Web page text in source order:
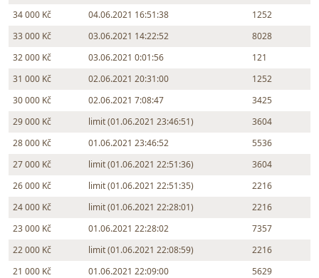
34 000 Kč
04.06.2021 16:51:38
1252
33 000 Kč
03.06.2021 14:22:52
8028
32 000 Kč
03.06.2021 0:01:56
121
31 000 Kč
02.06.2021 20:31:00
1252
30 000 Kč
02.06.2021 7:08:47
3425
29 000 Kč
limit (01.06.2021 23:46:51)
3604
28 000 Kč
01.06.2021 23:46:52
5536
27 000 Kč
limit (01.06.2021 22:51:36)
3604
26 000 Kč
limit (01.06.2021 22:51:35)
2216
24 000 Kč
limit (01.06.2021 22:28:01)
2216
23 000 Kč
01.06.2021 22:28:02
7357
22 000 Kč
limit (01.06.2021 22:08:59)
2216
21 000 Kč
01.06.2021 22:09:00
5629